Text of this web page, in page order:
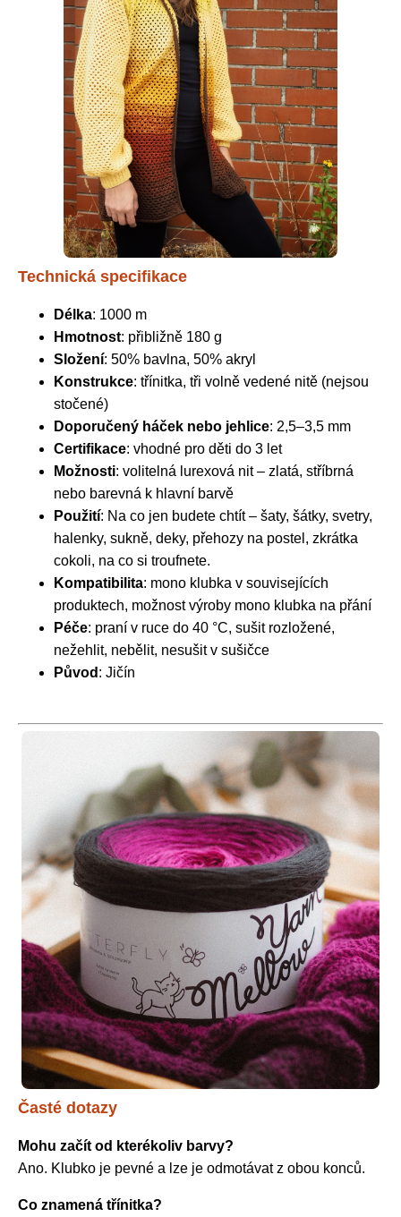
Technická specifikace
Délka: 1000 m
Hmotnost: přibližně 180 g
Složení: 50% bavlna, 50% akryl
Konstrukce: třínitka, tři volně vedené nitě (nejsou
stočené)
Doporučený háček nebo jehlice: 2,5–3,5 mm
Certifikace: vhodné pro děti do 3 let
Možnosti: volitelná lurexová nit – zlatá, stříbrná
nebo barevná k hlavní barvě
Použití: Na co jen budete chtít – šaty, šátky, svetry,
halenky, sukně, deky, přehozy na postel, zkrátka
cokoli, na co si troufnete.
Kompatibilita: mono klubka v souvisejících
produktech, možnost výroby mono klubka na přání
Péče: praní v ruce do 40 °C, sušit rozložené,
nežehlit, nebělit, nesušit v sušičce
Původ : Jičín
Časté dotazy
Mohu začít od kterékoliv barvy?
Ano. Klubko je pevné a lze je odmotávat z obou konců.
Co znamená třínitka?